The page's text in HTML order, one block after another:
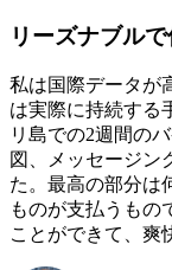
リーズナブル
私は国際データが
は実際に持続する
リ島での2週間の
図、メッセージン
た。最高の部分は
ものが支払うもの
ことができて、爽